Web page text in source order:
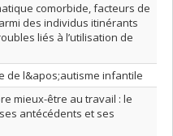
comorbide, facteurs de
des individus itinérants
liés à l’utilisation de
de l&apos;autisme infantile
mieux-être au travail : le
antécédents et ses